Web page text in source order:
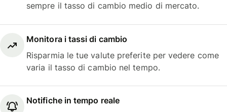
sempre il tasso di cambio medio di mercato.
Monitora i tassi di cambio
Risparmia le tue valute preferite per vedere come
varia il tasso di cambio nel tempo.
Notifiche in tempo reale